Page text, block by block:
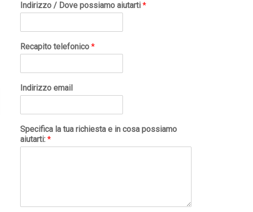
Indirizzo / Dove possiamo aiutarti*
Recapito telefonico*
Indirizzo email
Specifica la tua richiesta e in cosa possiamo
aiutarti:*